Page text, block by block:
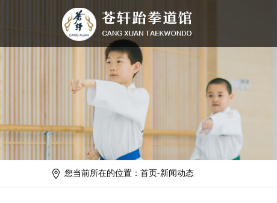
您当前所在的位置：首页-新闻动态